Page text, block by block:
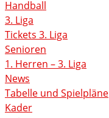
Handball
3. Liga
Tickets 3. Liga
Senioren
1. Herren – 3. Liga
News
Tabelle und Spielpläne
Kader